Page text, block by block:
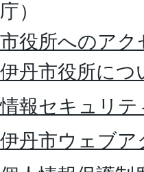
庁）
市役所へのアク
伊丹市役所につ
情報セキュリテ
伊丹市ウェブ